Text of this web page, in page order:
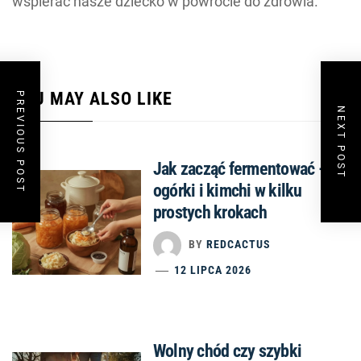
YOU MAY ALSO LIKE
Jak zacząć fermentować –
ogórki i kimchi w kilku
prostych krokach
BY REDCACTUS
12 LIPCA 2026
Wolny chód czy szybki
PREVIOUS POST NEXT POST